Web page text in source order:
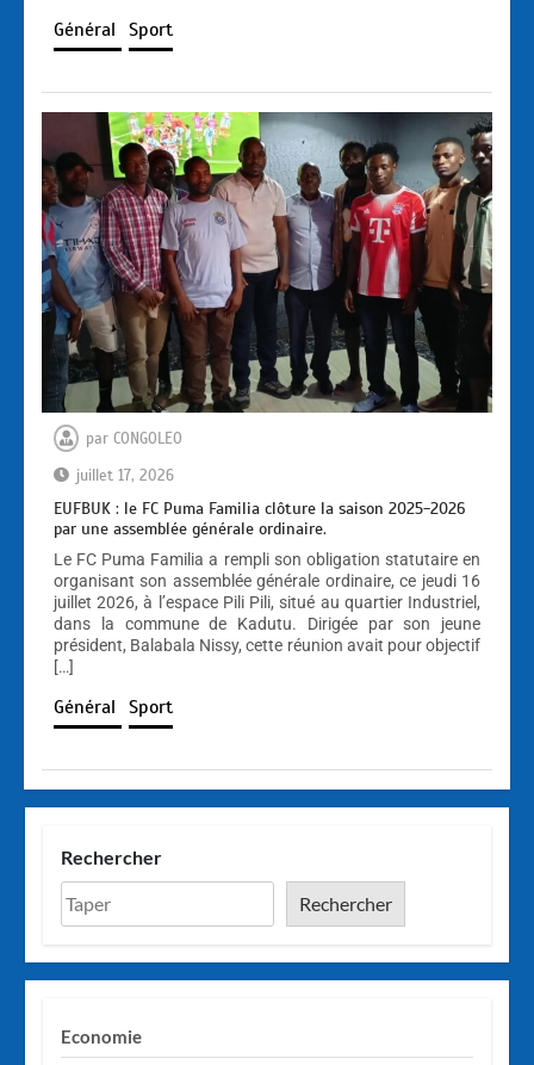
Général Sport
par CONGOLEO
juillet 17, 2026
EUFBUK : le FC Puma Familia clôture la saison 2025-2026
par une assemblée générale ordinaire.
Le FC Puma Familia a rempli son obligation statutaire en
organisant son assemblée générale ordinaire, ce jeudi 16
juillet 2026, à l’espace Pili Pili, situé au quartier Industriel,
dans la commune de Kadutu. Dirigée par son jeune
président, Balabala Nissy, cette réunion avait pour objectif
[…]
Général Sport
Rechercher
Rechercher
Economie